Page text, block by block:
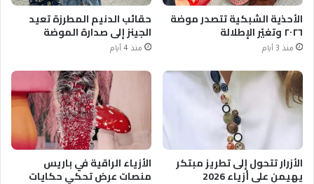
الأحذية الشبكية تتصدر موضة
٢٠٢٦ وتغيّر الإطلالة
منذ 3 أيام
حقائب الدنيم المطرزة تعيد
الجينز إلى صدارة الموضة
منذ 4 أيام
الأزرار تتحول إلى تطريز مبتكر
يهيمن على أزياء 2026
الأزياء الراقية في باريس
منصات عرض تحكي حكايات